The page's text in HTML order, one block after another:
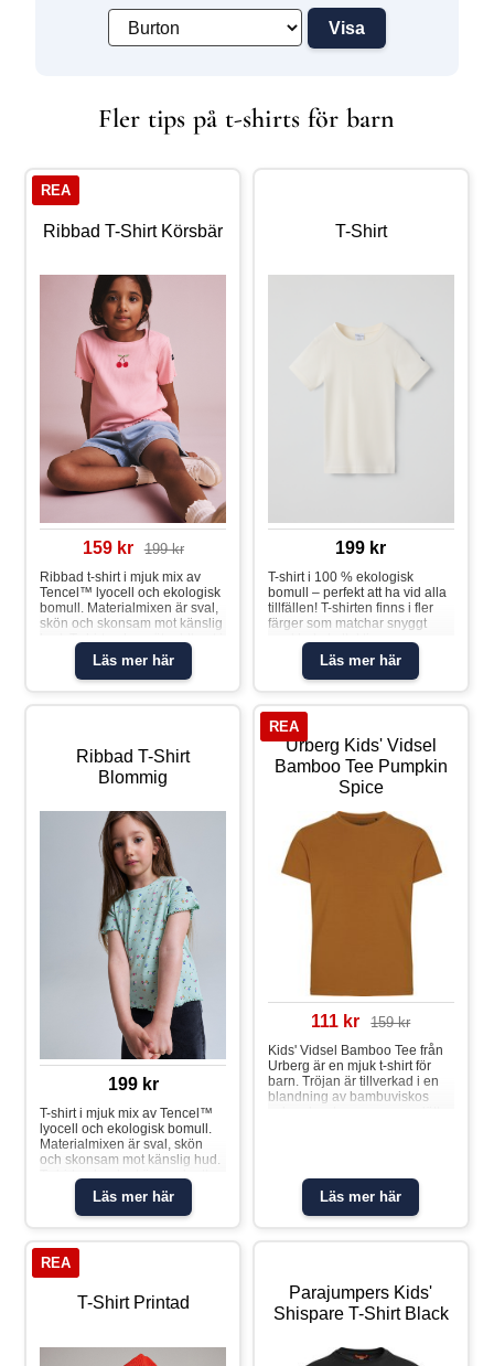
Fler tips på t-shirts för barn
Ribbad T-Shirt Körsbär
REA
159 kr 199 kr
Läs mer här
Ribbad t-shirt i mjuk mix av
Tencel™ lyocell och ekologisk
bomull. Materialmixen är sval,
skön och skonsam mot känslig
hud. T:shirten har söt uddkant i
ärmslut och i nederkant samt
liten brodyr med körsbär
framtill. Plagget går att
T-Shirt
199 kr
Läs mer här
T-shirt i 100 % ekologisk
bomull – perfekt att ha vid alla
tillfällen! T-shirten finns i fler
färger som matchar snyggt
med hela kollektionen.
Storlekarna 86-92 har
tryckknappar på ena axeln för
att underlätta klädbyten. Den
2-erbjudande, som ej kan
kombineras med andra
erbjudanden. Egenskaper: •
YKK-tryckknappa
Ribbad T-Shirt
Blommig
199 kr
Läs mer här
T-shirt i mjuk mix av Tencel™
lyocell och ekologisk bomull.
Materialmixen är sval, skön
och skonsam mot känslig hud.
blommigt allover-tryck som gör
varje dag lite somrig.
EGENSKAPER - Kort ärm
(AOP) - Lätt och följsam
kvalitet - Mjuk mot huden och
sval att bära - Stretch med
elastan som
Urberg Kids' Vidsel
Bamboo Tee Pumpkin
Spice
REA
111 kr 159 kr
Läs mer här
Kids' Vidsel Bamboo Tee från
Urberg är en mjuk t-shirt för
barn. Tröjan är tillverkad i en
blandning av bambuviskos
T-Shirt Printad
REA
Parajumpers Kids'
Shispare T-Shirt Black